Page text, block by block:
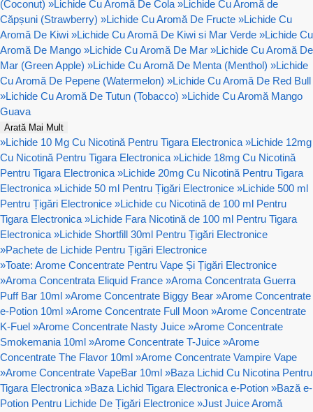
(Coconut) »Lichide Cu Aromă De Cola »Lichide Cu Aromă de
Căpșuni (Strawberry) »Lichide Cu Aromă De Fructe »Lichide Cu
Aromă De Kiwi »Lichide Cu Aromă De Kiwi si Mar Verde »Lichide Cu
Aromă De Mango »Lichide Cu Aromă De Mar »Lichide Cu Aromă De
Mar (Green Apple) »Lichide Cu Aromă De Menta (Menthol) »Lichide
Cu Aromă De Pepene (Watermelon) »Lichide Cu Aromă De Red Bull
»Lichide Cu Aromă De Tutun (Tobacco) »Lichide Cu Aromă Mango
Guava
Arată Mai Mult
»Lichide 10 Mg Cu Nicotină Pentru Tigara Electronica »Lichide 12mg
Cu Nicotină Pentru Tigara Electronica »Lichide 18mg Cu Nicotină
Pentru Tigara Electronica »Lichide 20mg Cu Nicotină Pentru Tigara
Electronica »Lichide 50 ml Pentru Țigări Electronice »Lichide 500 ml
Pentru Țigări Electronice »Lichide cu Nicotină de 100 ml Pentru
Tigara Electronica »Lichide Fara Nicotină de 100 ml Pentru Tigara
Electronica »Lichide Shortfill 30ml Pentru Țigări Electronice
»Pachete de Lichide Pentru Țigări Electronice
»Toate: Arome Concentrate Pentru Vape Și Țigări Electronice
»Aroma Concentrata Eliquid France »Aroma Concentrata Guerra
Puff Bar 10ml »Arome Concentrate Biggy Bear »Arome Concentrate
e-Potion 10ml »Arome Concentrate Full Moon »Arome Concentrate
K-Fuel »Arome Concentrate Nasty Juice »Arome Concentrate
Smokemania 10ml »Arome Concentrate T-Juice »Arome
Concentrate The Flavor 10ml »Arome Concentrate Vampire Vape
»Arome Concentrate VapeBar 10ml »Baza Lichid Cu Nicotina Pentru
Tigara Electronica »Baza Lichid Tigara Electronica e-Potion »Bază e-
Potion Pentru Lichide De Țigări Electronice »Just Juice Aromă